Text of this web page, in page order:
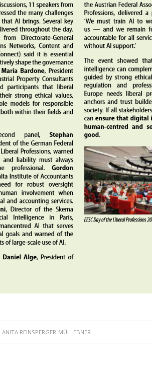
ANITA REINSPERGER-MÜLLEBNER